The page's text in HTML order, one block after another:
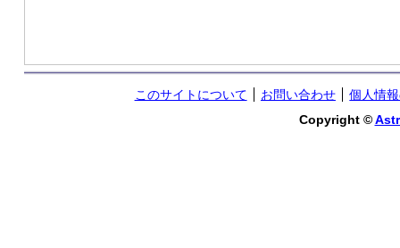
このサイトについて お問い合わせ
個人情
Copyright ©